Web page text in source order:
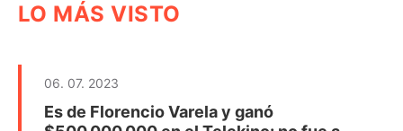
LO MÁS VISTO
06. 07. 2023
Es de Florencio Varela y ganó